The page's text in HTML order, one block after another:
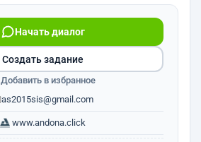
Начать диалог
as2015sis@gmail.com
www.andona.click
Создать задание
Добавить в избранное